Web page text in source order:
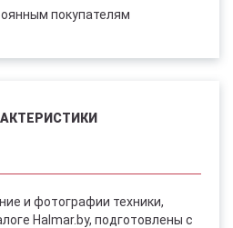
покупателям
и фотографии техники,
Halmar.by, подготовлены с